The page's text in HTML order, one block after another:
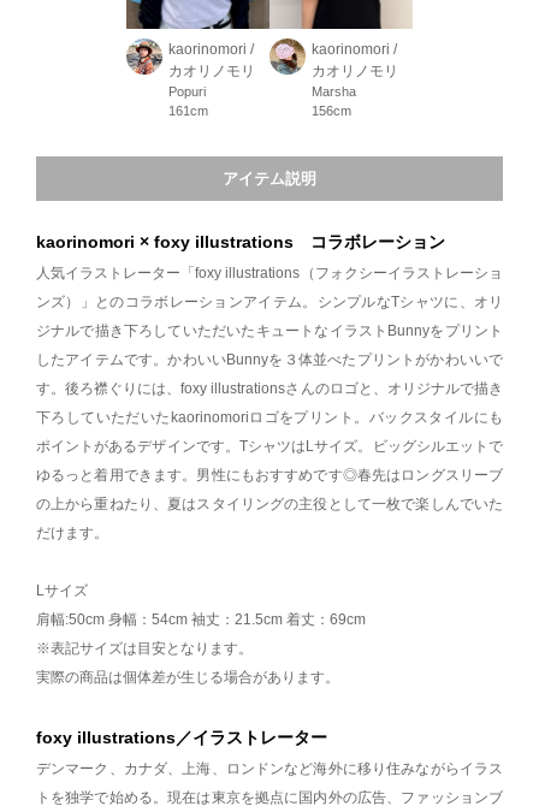
kaorinomori /
カオリノモリ
Popuri
161cm
kaorinomori /
カオリノモリ
Marsha
156cm
アイテム説明
kaorinomori × foxy illustrations コラボレーション
人気イラストレーター「foxy illustrations（フォクシーイラストレーショ
ンズ）」とのコラボレーションアイテム。シンプルなTシャツに、オリ
ジナルで描き下ろしていただいたキュートなイラストBunnyをプリント
したアイテムです。かわいいBunnyを３体並べたプリントがかわいいで
す。後ろ襟ぐりには、foxy illustrationsさんのロゴと、オリジナルで描き
下ろしていただいたkaorinomoriロゴをプリント。バックスタイルにも
ポイントがあるデザインです。TシャツはLサイズ。ビッグシルエットで
ゆるっと着用できます。男性にもおすすめです◎春先はロングスリーブ
の上から重ねたり、夏はスタイリングの主役として一枚で楽しんでいた
だけます。
Lサイズ
肩幅:50cm 身幅：54cm 袖丈：21.5cm 着丈：69cm
※表記サイズは目安となります。
実際の商品は個体差が生じる場合があります。
foxy illustrations／イラストレーター
デンマーク、カナダ、上海、ロンドンなど海外に移り住みながらイラス
トを独学で始める。現在は東京を拠点に国内外の広告、ファッションブ